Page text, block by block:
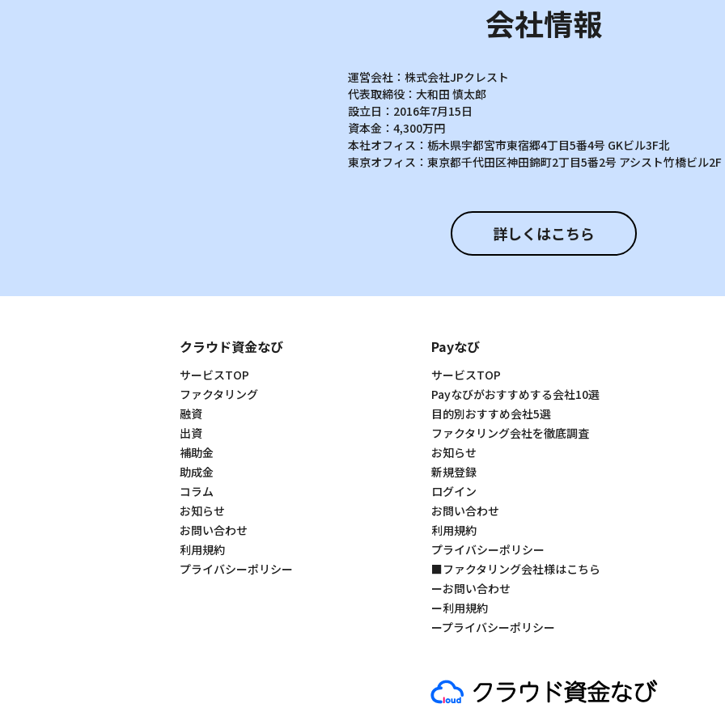
会社情報
運営会社： 株式会社JPクレスト
代表取締役： 大和田 慎太郎
設立日： 2016年7月15日
資本金： 4,300万円
本社オフィス： 栃木県宇都宮市東宿郷4丁目5番4号 GKビル3F北
東京オフィス： 東京都千代田区神田錦町2丁目5番2号 アシスト竹橋ビル2F
詳しくはこちら
クラウド資金なび
サービスTOP
ファクタリング
融資
出資
補助金
助成金
コラム
お知らせ
お問い合わせ
利用規約
プライバシーポリシー
Payなび
サービスTOP
Payなびがおすすめする会社10選
目的別おすすめ会社5選
ファクタリング会社を徹底調査
お知らせ
新規登録
ログイン
お問い合わせ
利用規約
プライバシーポリシー
■ファクタリング会社様はこちら
ーお問い合わせ
ー利用規約
ープライバシーポリシー